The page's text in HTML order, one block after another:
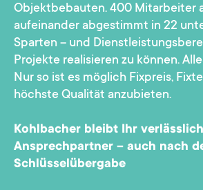
Objektbebauten. 400 Mitarbeiter
aufeinander abgestimmt in 22
Sparten – und
Projekte realisieren zu können.
Nur so ist es möglich Fixpreis,
höchste Qualität anzubieten.
Kohlbacher bleibt Ihr
Ansprechpartner – auch nach
Schlüsselübergabe